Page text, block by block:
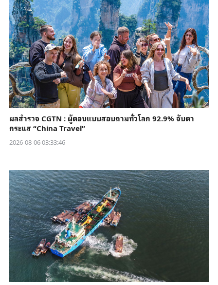
ผลสำรวจ CGTN : ผู้ตอบแบบสอบถามทั่วโลก 92.9% จับตา
กระแส “China Travel”
2026-08-06 03:33:46